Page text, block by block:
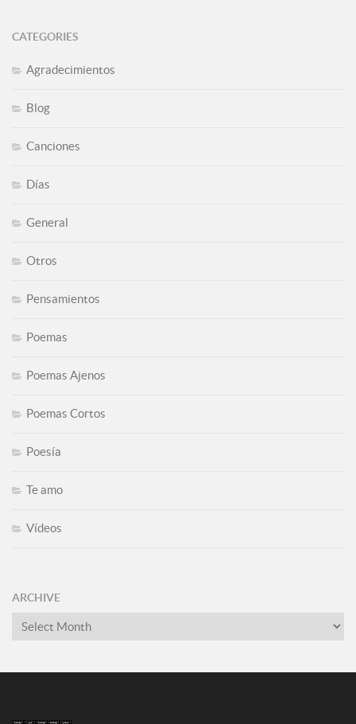
CATEGORIES
Agradecimientos
Blog
Canciones
Días
General
Otros
Pensamientos
Poemas
Poemas Ajenos
Poemas Cortos
Poesía
Te amo
Vídeos
ARCHIVE
Archive